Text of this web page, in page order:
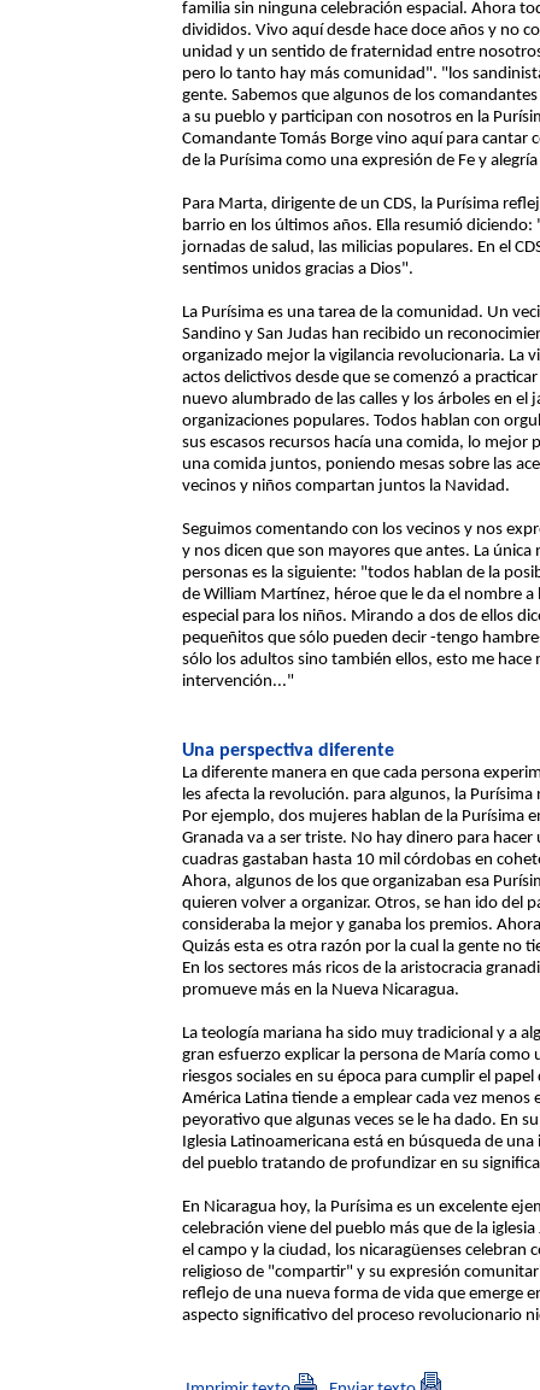
familia sin ninguna celebración espacial. Ahora
divididos. Vivo aquí desde hace doce años y no
unidad y un sentido de fraternidad entre
pero lo tanto hay más comunidad". "los
gente. Sabemos que algunos de los
a su pueblo y participan con nosotros en la
Comandante Tomás Borge vino aquí para
de la Purísima como una expresión de Fe y
Para Marta, dirigente de un CDS, la Purísima
barrio en los últimos años. Ella resumió
jornadas de salud, las milicias populares. En el
sentimos unidos gracias a Dios".
La Purísima es una tarea de la comunidad. Un
Sandino y San Judas han recibido un
organizado mejor la vigilancia revolucionaria. La
actos delictivos desde que se comenzó a
nuevo alumbrado de las calles y los árboles en el
organizaciones populares. Todos hablan con
sus escasos recursos hacía una comida, lo
una comida juntos, poniendo mesas sobre las
vecinos y niños compartan juntos la Navidad.
Seguimos comentando con los vecinos y nos
y nos dicen que son mayores que antes. La
personas es la siguiente: "todos hablan de la
de William Martínez, héroe que le da el nombre a
especial para los niños. Mirando a dos de ellos
pequeñitos que sólo pueden decir -tengo
sólo los adultos sino también ellos, esto me
intervención..."
Una perspectiva diferente
La diferente manera en que cada persona
les afecta la revolución. para algunos, la
Por ejemplo, dos mujeres hablan de la Purísima
Granada va a ser triste. No hay dinero para
cuadras gastaban hasta 10 mil córdobas en
Ahora, algunos de los que organizaban esa
quieren volver a organizar. Otros, se han ido del
consideraba la mejor y ganaba los premios.
Quizás esta es otra razón por la cual la gente no
En los sectores más ricos de la aristocracia
promueve más en la Nueva Nicaragua.
La teología mariana ha sido muy tradicional y a
gran esfuerzo explicar la persona de María
riesgos sociales en su época para cumplir el
América Latina tiende a emplear cada vez
peyorativo que algunas veces se le ha dado. En
Iglesia Latinoamericana está en búsqueda de
del pueblo tratando de profundizar en su
En Nicaragua hoy, la Purísima es un excelente
celebración viene del pueblo más que de la
el campo y la ciudad, los nicaragüenses
religioso de "compartir" y su expresión
reflejo de una nueva forma de vida que emerge
aspecto significativo del proceso revolucionario